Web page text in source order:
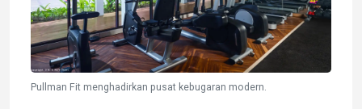
Pullman Fit menghadirkan pusat kebugaran modern.